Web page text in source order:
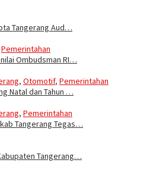
Tangerang Aud…
Pemerintahan
Ombudsman RI…
, Otomotif, Pemerintahan
Natal dan Tahun …
, Pemerintahan
Tangerang Tegas…
Tangerang…